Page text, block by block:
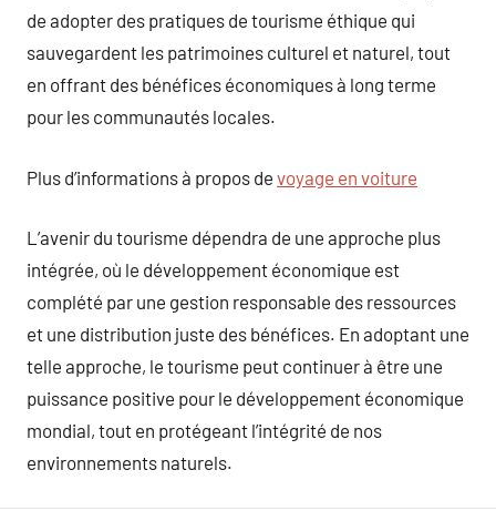
de adopter des pratiques de tourisme éthique qui
sauvegardent les patrimoines culturel et naturel, tout
en offrant des bénéfices économiques à long terme
pour les communautés locales.
Plus d’informations à propos de voyage en voiture
L’avenir du tourisme dépendra de une approche plus
intégrée, où le développement économique est
complété par une gestion responsable des ressources
et une distribution juste des bénéfices. En adoptant une
telle approche, le tourisme peut continuer à être une
puissance positive pour le développement économique
mondial, tout en protégeant l’intégrité de nos
environnements naturels.